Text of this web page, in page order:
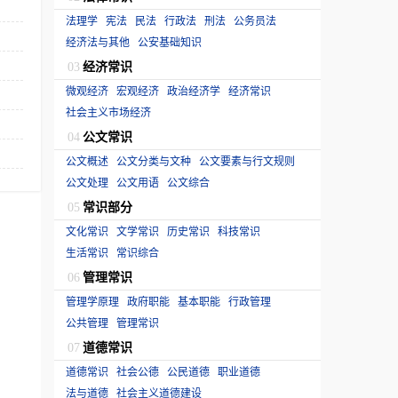
法理学 宪法 民法 行政法 刑法 公务员法
经济法与其他 公安基础知识
03 经济常识
微观经济 宏观经济 政治经济学 经济常识
社会主义市场经济
04 公文常识
公文概述 公文分类与文种 公文要素与行文规则
公文处理 公文用语 公文综合
05 常识部分
文化常识 文学常识 历史常识 科技常识
生活常识
常识综合
06 管理常识
管理学原理 政府职能 基本职能 行政管理
公共管理 管理常识
07 道德常识
道德常识 社会公德 公民道德 职业道德
法与道德 社会主义道德建设